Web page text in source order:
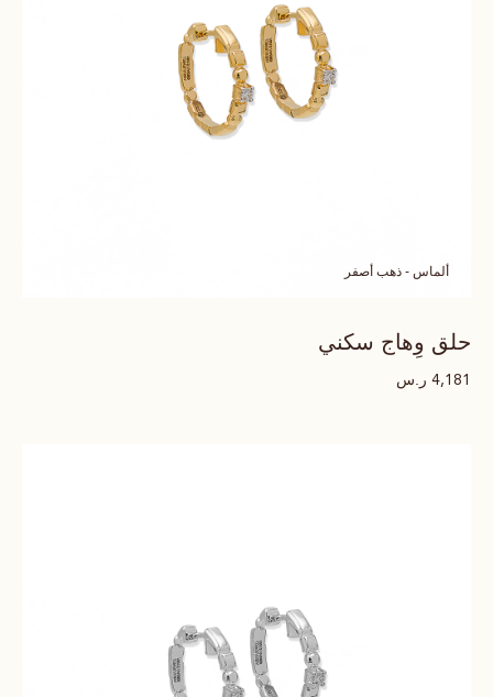
ألماس - ذهب أصفر
حلق وِهاج سكني
4,181 ر.س